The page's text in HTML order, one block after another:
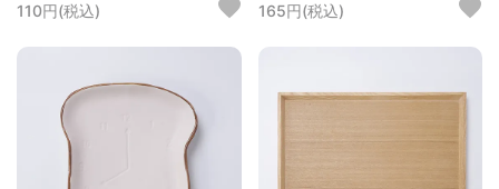
110円(税込)
165円(税込)